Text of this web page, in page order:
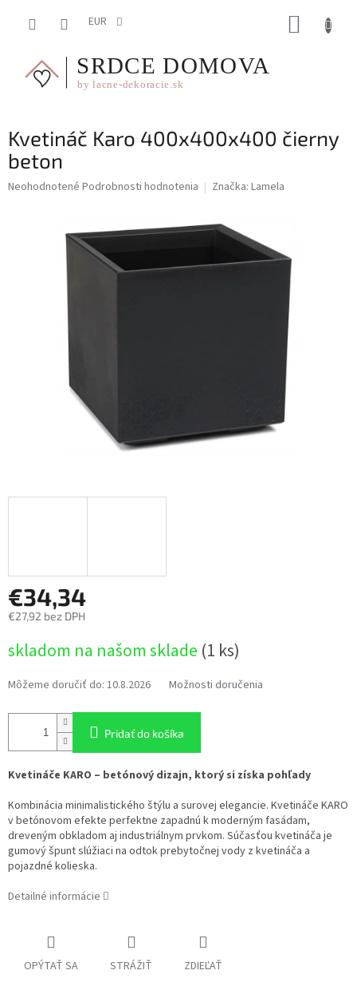
EUR
Kvetináč Karo 400x400x400 čierny
beton
Priemerné
Neohodnotené Podrobnosti hodnotenia Značka: Lamela
€34,34
€27,92 bez DPH
cena:
skladom na našom sklade (1 ks)
Môžeme doručiť do: 10.8.2026 Možnosti doručenia
Pridať do košíka
Kvetináče KARO – betónový dizajn, ktorý si získa pohľady
Kombinácia minimalistického štýlu a surovej elegancie. Kvetináče KARO
v betónovom efekte perfektne zapadnú k moderným fasádam,
dreveným obkladom aj industriálnym prvkom. Súčasťou kvetináča je
gumový špunt slúžiaci na odtok prebytočnej vody z kvetináča a
pojazdné kolieska.
Detailné informácie
OPÝTAŤ SA STRÁŽIŤ ZDIEĽAŤ